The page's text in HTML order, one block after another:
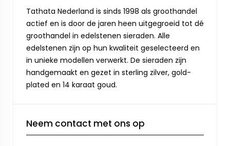
Tathata Nederland is sinds 1998 als groothandel
actief en is door de jaren heen uitgegroeid tot dé
groothandel in edelstenen sieraden. Alle
edelstenen zijn op hun kwaliteit geselecteerd en
in unieke modellen verwerkt. De sieraden zijn
handgemaakt en gezet in sterling zilver, gold-
plated en 14 karaat goud.
Neem contact met ons op